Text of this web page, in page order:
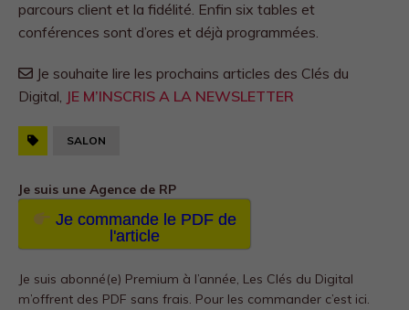
parcours client et la fidélité. Enfin six tables et
conférences sont d’ores et déjà programmées.
Je souhaite lire les prochains articles des Clés du
Digital, JE M’INSCRIS A LA NEWSLETTER
SALON
Je suis une Agence de RP
Je commande le PDF de
l'article
Je suis abonné(e) Premium à l’année, Les Clés du Digital
m’offrent des PDF sans frais. Pour les commander c’est ici.